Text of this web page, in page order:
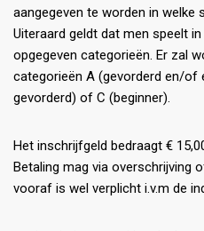
aangegeven te worden in welke
Uiteraard geldt dat men speelt
opgegeven categorieën. Er zal
categorieën A (gevorderd en/of
gevorderd) of C (beginner).
Het inschrijfgeld bedraagt €
Betaling mag via overschrijving
vooraf is wel verplicht i.v.m de